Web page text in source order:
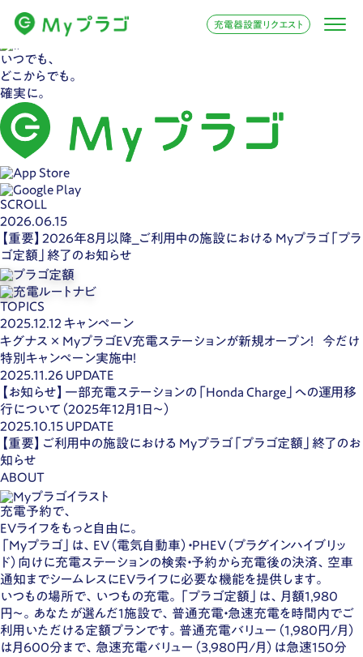
充電器設置リクエスト
いつでも、
どこからでも。
確実に。
SCROLL
2026.06.15
【重要】2026年8月以降_ご利用中の施設における Myプラゴ「プラ
ゴ定額」終了のお知らせ
TOPICS
2025.12.12 キャンペーン
キグナス × MyプラゴEV充電ステーションが新規オープン！ 今だけ
特別キャンペーン実施中！
2025.11.26 UPDATE
【お知らせ】一部充電ステーションの「Honda Charge」への運用移
行について（2025年12月1日〜）
2025.10.15 UPDATE
【重要】ご利用中の施設における Myプラゴ「プラゴ定額」終了のお
知らせ
ABOUT
充電予約で、
EVライフをもっと自由に。
「Myプラゴ」は、EV（電気自動車）・PHEV（プラグインハイブリッ
ド）向けに充電ステーションの検索・予約から充電後の決済、空車
通知までシームレスにEVライフに必要な機能を提供します。
いつもの場所で、いつもの充電。「プラゴ定額」は、月額1,980
円〜。あなたが選んだ1施設で、普通充電・急速充電を時間内でご
利用いただける定額プランです。普通充電バリュー（1,980円/月）
は月600分まで、急速充電バリュー（3,980円/月）は急速150分